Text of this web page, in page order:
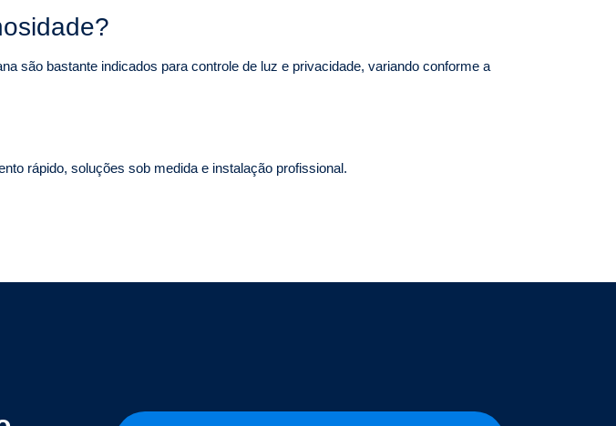
são bastante indicados para controle de luz e privacidade, variando conforme a
rápido, soluções sob medida e instalação profissional.